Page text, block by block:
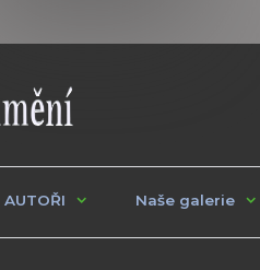
AUTOŘI Naše galerie